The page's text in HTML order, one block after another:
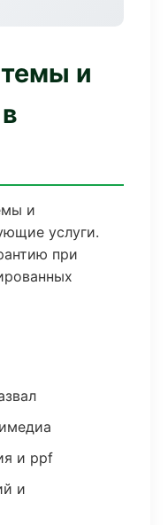
и
и
услуги.
при
и ppf
и